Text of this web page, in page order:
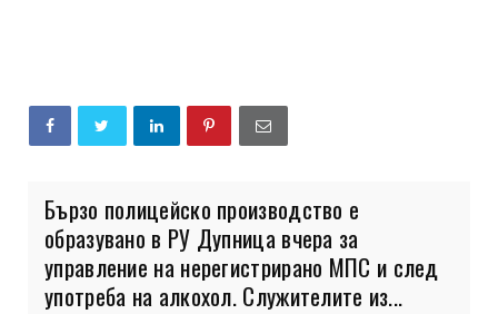
Бързо полицейско производство е
образувано в РУ Дупница вчера за
управление на нерегистрирано МПС и след
употреба на алкохол. Служителите из...